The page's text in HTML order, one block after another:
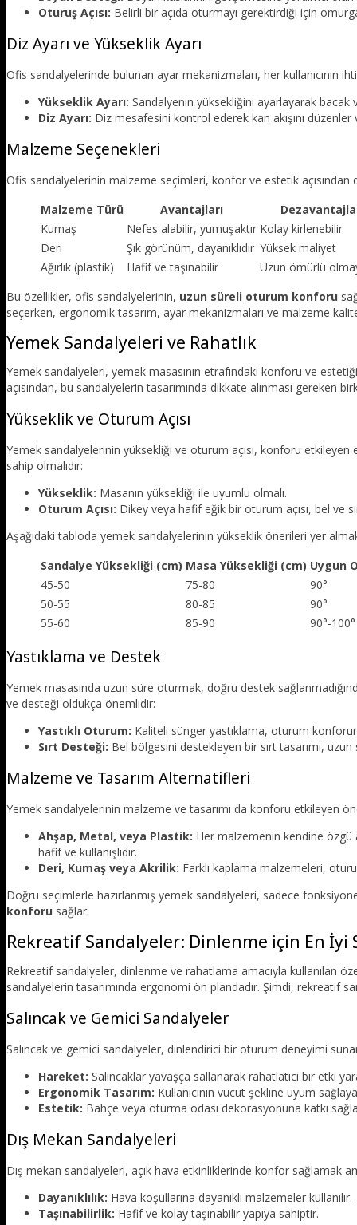
Oturuş Açısı: Belirli bir açıda oturmayı gerektirdiği için
Diz Ayarı ve Yükseklik Ayarı
Ofis sandalyelerinde bulunan ayar mekanizmaları, her kullanıcının
Yükseklik Ayarı: Sandalyenin yüksekliğini ayarlayarak
Diz Ayarı: Diz mesafesini kontrol ederek kan akışını
Malzeme Seçenekleri
Ofis sandalyelerinin malzeme seçimleri, konfor ve estetik
Malzeme Türü
Avantajları
Kumaş
Nefes alabilir, yumuşaktır Kolay kirlenebilir
Deri
Şık görünüm, dayanıklıdır Yüksek maliyet
Ağırlık (plastik)
Hafif ve taşınabilir
Uzun ömürlü
Bu özellikler, ofis sandalyelerinin, uzun süreli oturum konforu
seçerken, ergonomik tasarım, ayar mekanizmaları ve malzeme
Yemek Sandalyeleri ve Rahatlık
Yemek sandalyeleri, yemek masasının etrafındaki konforu ve
açısından, bu sandalyelerin tasarımında dikkate alınması gereken
Yükseklik ve Oturum Açısı
Yemek sandalyelerinin yüksekliği ve oturum açısı, konforu
sahip olmalıdır:
Yükseklik: Masanın yüksekliği ile uyumlu olmalı.
Oturum Açısı: Dikey veya hafif eğik bir oturum açısı, bel ve
Aşağıdaki tabloda yemek sandalyelerinin yükseklik önerileri yer
Sandalye Yüksekliği (cm) Masa Yüksekliği (cm) Uygun
45-50
75-80
90°
50-55
80-85
90°
55-60
85-90 90°-100°
Yastıklama ve Destek
Yemek masasında uzun süre oturmak, doğru destek
ve desteği oldukça önemlidir:
Yastıklı Oturum: Kaliteli sünger yastıklama, oturum
Sırt Desteği: Bel bölgesini destekleyen bir sırt tasarımı,
Malzeme ve Tasarım Alternatifleri
Yemek sandalyelerinin malzeme ve tasarımı da konforu etkileyen
Ahşap, Metal, veya Plastik: Her malzemenin kendine özgü
hafif ve kullanışlıdır.
Deri, Kumaş veya Akrilik: Farklı kaplama malzemeleri,
Doğru seçimlerle hazırlanmış yemek sandalyeleri, sadece
konforu sağlar.
Rekreatif Sandalyeler: Dinlenme için En İyi
Rekreatif sandalyeler, dinlenme ve rahatlama amacıyla kullanılan
sandalyelerin tasarımında ergonomi ön plandadır. Şimdi, rekreatif
Salıncak ve Gemici Sandalyeler
Salıncak ve gemici sandalyeler, dinlendirici bir oturum deneyimi
Hareket: Salıncaklar yavaşça sallanarak rahatlatıcı bir etki
Ergonomik Tasarım: Kullanıcının vücut şekline uyum
Estetik: Bahçe veya oturma odası dekorasyonuna katkı
Dış Mekan Sandalyeleri
Dış mekan sandalyeleri, açık hava etkinliklerinde konfor sağlamak
Dayanıklılık: Hava koşullarına dayanıklı malzemeler kullanılır.
Taşınabilirlik: Hafif ve kolay taşınabilir yapıya sahiptir.